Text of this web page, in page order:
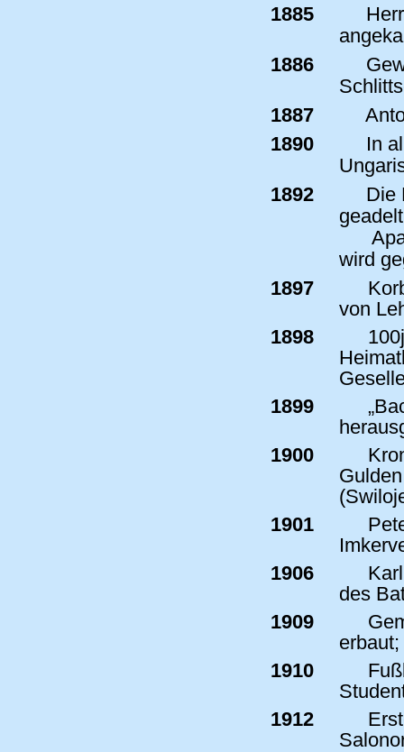
1885
1886
1887
1890
In
1892
Die
wird
1897
von
1898
1899
1900
1901
1906
des
1909
1910
1912